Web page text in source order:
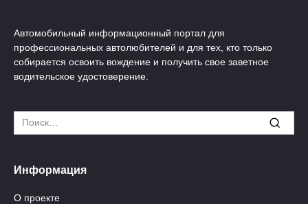
Автомобильный информационный портал для
профессиональных автолюбителей и для тех, кто только
собирается освоить вождение и получить свое заветное
водительское удостоверение.
Search
for:
Информация
О проекте